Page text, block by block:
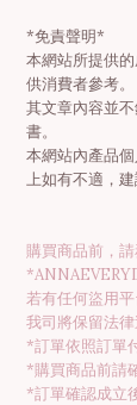
*免責聲明*
本網站所提供
供消費者參考。
其文章內容並
書。
本網站內產品
上如有不適，建
購買商品前，
若有任何盜用
我司將保留法
*訂單依照訂單
*購買商品前請
*訂單確認成立